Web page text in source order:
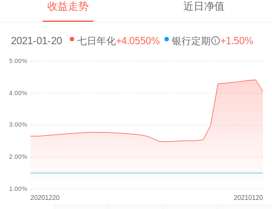
收益走势 近日净值
2021-01-20 七日年化+4.0550% 银行定期 +1.50%